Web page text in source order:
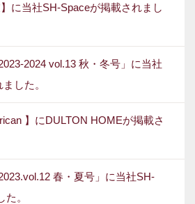
に当社SH-Spaceが掲載されまし
2024 vol.13 秋・冬号」に当社
した。
】にDULTON HOMEが掲載さ
春・夏号」に当社SH-
。